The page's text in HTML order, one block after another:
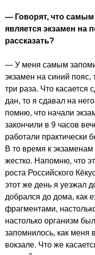
— Говорят, что
является экзамен на
рассказать?
— У меня самым
экзамен на синий пояс,
три раза. Что касается
дан, то я сдавал на
помню, что начали
закончили в 9 часов
работали практически
В то время к экзаменам
жестко. Напомню, что
роста Российского
этот же день я уезжал
добрался до дома, как
фрагментами,
настолько организм
запомнилось, как меня
вокзале. Что же